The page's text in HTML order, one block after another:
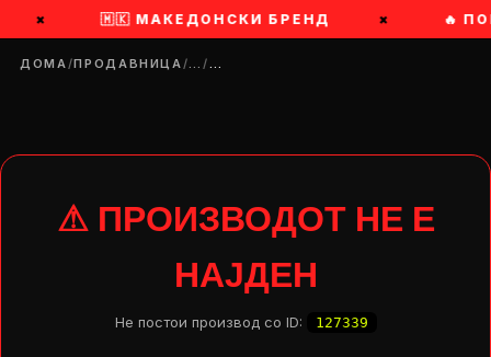
× 🇲🇰 МАКЕДОНСКИ БРЕНД × 🔥
ДОМА/ПРОДАВНИЦА/…/…
⚠ ПРОИЗВОДОТ НЕ Е
НАЈДЕН
Не постои производ со ID: 127339